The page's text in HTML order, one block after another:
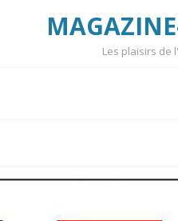
Les plaisirs de